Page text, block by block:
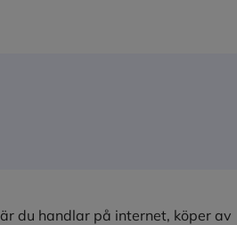
du handlar på internet, köper av